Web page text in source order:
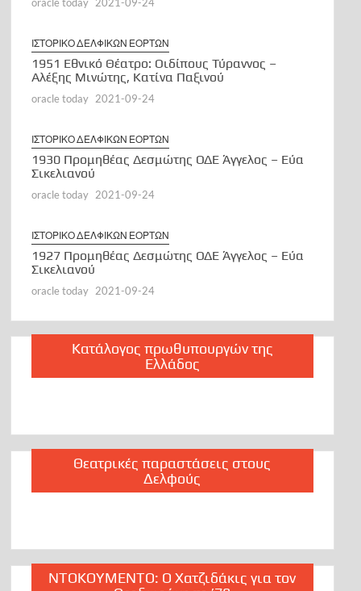
και στην παράκαμψη Δελφών και ενοποίηση του
Αρχαιολογικού χώρου.
Αἶνος Στους Άξιους
τον χρησμό του Μαντείου Euroleonidas
ΙΣΤΟΡΙΚΟ ΔΕΛΦΙΚΩΝ ΕΟΡΤΩΝ
1951 Εθνικό Θέατρο: Οιδίπους Τύραννος –
Αλέξης Μινώτης, Κατίνα Παξινού
oracle today 2021-09-24
ΙΣΤΟΡΙΚΟ ΔΕΛΦΙΚΩΝ ΕΟΡΤΩΝ
1930 Προμηθέας Δεσμώτης ΟΔΕ Άγγελος – Εύα
Σικελιανού
oracle today 2021-09-24
ΙΣΤΟΡΙΚΟ ΔΕΛΦΙΚΩΝ ΕΟΡΤΩΝ
1927 Προμηθέας Δεσμώτης ΟΔΕ Άγγελος – Εύα
Σικελιανού
oracle today 2021-09-24
Κατάλογος πρωθυπουργών της
Ελλάδος
Θεατρικές παραστάσεις στους
Δελφούς
ΝΤΟΚΟΥΜΕΝΤΟ: Ο Χατζιδάκις για τον